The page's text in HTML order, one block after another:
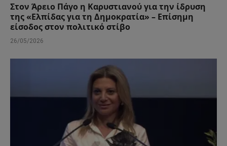
Στον Άρειο Πάγο η Καρυστιανού για την ίδρυση
της «Ελπίδας για τη Δημοκρατία» – Επίσημη
είσοδος στον πολιτικό στίβο
26/05/2026